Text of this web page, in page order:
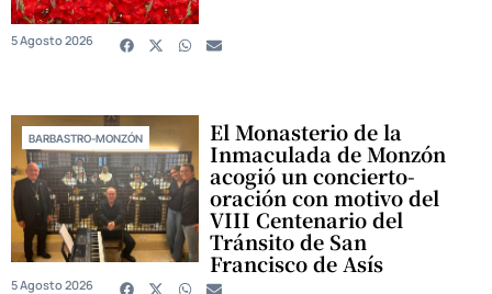
5 Agosto 2026
BARBASTRO-MONZÓN El Monasterio de la
Inmaculada de Monzón
acogió un concierto-
oración con motivo del
VIII Centenario del
Tránsito de San
Francisco de Asís
5 Agosto 2026